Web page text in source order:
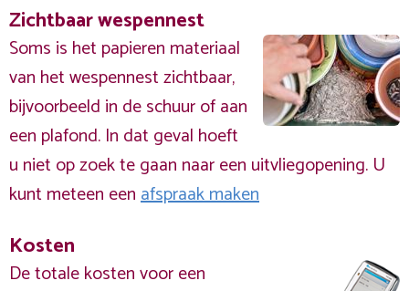
Zichtbaar wespennest
Soms is het papieren materiaal
van het wespennest zichtbaar,
bijvoorbeeld in de schuur of aan
een plafond. In dat geval hoeft
u niet op zoek te gaan naar een uitvliegopening. U
kunt meteen eenafspraak maken
Kosten
De totale kosten voor een